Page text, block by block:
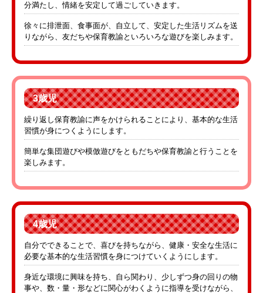
分満たし、情緒を安定して過ごしていきます。
徐々に排泄面、食事面が、自立して、安定した生活リズムを送
りながら、友だちや保育教諭といろいろな遊びを楽しみます。
3歳児
繰り返し保育教諭に声をかけられることにより、基本的な生活
習慣が身につくようにします。
簡単な集団遊びや模倣遊びをともだちや保育教諭と行うことを
楽しみます。
4歳児
自分でできることで、喜びを持ちながら、健康・安全な生活に
必要な基本的な生活習慣を身につけていくようにします。
身近な環境に興味を持ち、自ら関わり、少しずつ身の回りの物
事や、数・量・形などに関心がわくように指導を受けながら、